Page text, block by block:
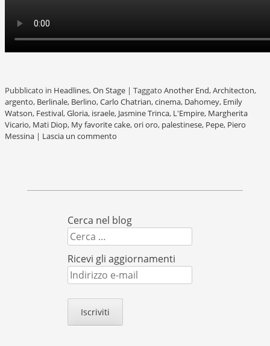
Pubblicato in Headlines,On Stage | Taggato Another End,Architecton,
argento, Berlinale, Berlino,Carlo Chatrian,cinema, Dahomey, Emily
Watson, Festival,Gloria, israele, Jasmine Trinca, L'Empire, Margherita
Vicario, Mati Diop, My favorite cake,ori oro, palestinese, Pepe, Piero
Messina | Lascia un commento
Cerca nel blog
Cerca
Ricevi gli aggiornamenti
Indirizzo
e-
mail